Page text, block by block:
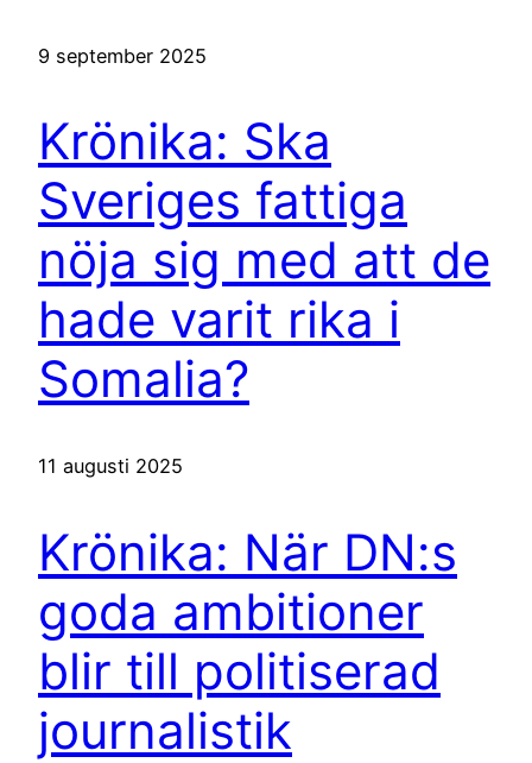
9 september 2025
Krönika: Ska
Sveriges fattiga
nöja sig med att de
hade varit rika i
Somalia?
11 augusti 2025
Krönika: När DN:s
goda ambitioner
blir till politiserad
journalistik